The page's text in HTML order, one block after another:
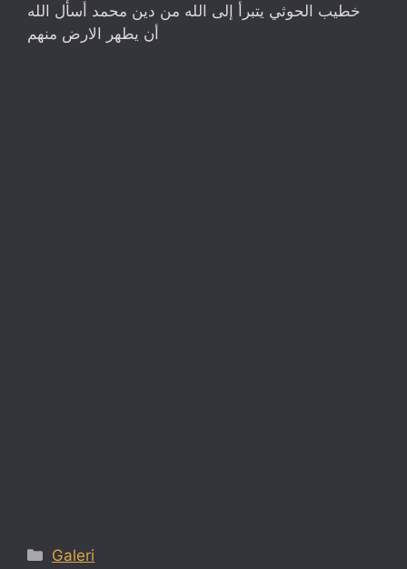
خطيب الحوثي يتبرأ إلى الله من دين محمد أسأل الله
أن يطهر الارض منهم
Categories
Galeri